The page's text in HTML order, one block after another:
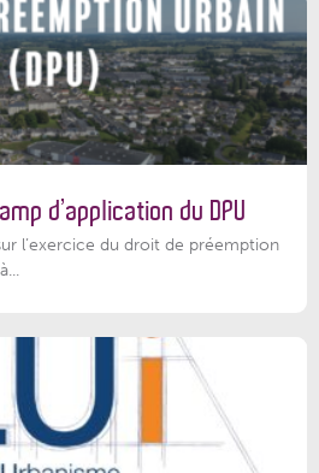
d’application du DPU
l’exercice du droit de préemption